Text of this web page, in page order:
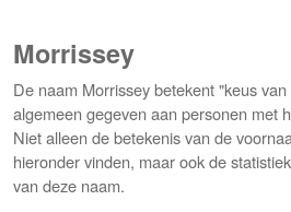
Morrissey
De naam Morrissey betekent "keus
algemeen gegeven aan personen met
Niet alleen de betekenis van de
hieronder vinden, maar ook de
van deze naam.